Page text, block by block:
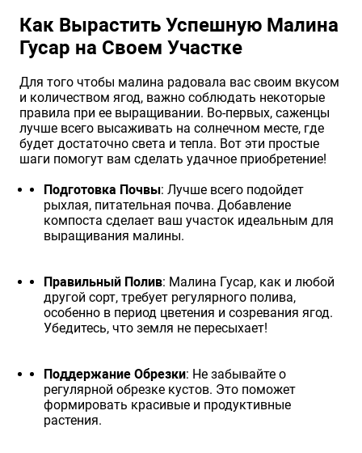
Как Вырастить Успешную Малина
Гусар на Своем Участке
Для того чтобы малина радовала вас своим вкусом
и количеством ягод, важно соблюдать некоторые
правила при ее выращивании. Во-первых, саженцы
лучше всего высаживать на солнечном месте, где
будет достаточно света и тепла. Вот эти простые
шаги помогут вам сделать удачное приобретение!
Подготовка Почвы: Лучше всего подойдет
рыхлая, питательная почва. Добавление
компоста сделает ваш участок идеальным для
выращивания малины.
Правильный Полив: Малина Гусар, как и любой
другой сорт, требует регулярного полива,
особенно в период цветения и созревания ягод.
Убедитесь, что земля не пересыхает!
Поддержание Обрезки: Не забывайте о
регулярной обрезке кустов. Это поможет
формировать красивые и продуктивные
растения.